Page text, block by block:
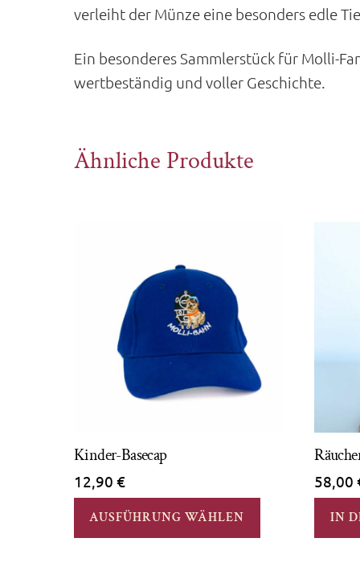
verleiht der Münze eine besonders edle
Ein besonderes Sammlerstück für Molli-
wertbeständig und voller Geschichte.
Ähnliche Produkte
Kinder-Basecap
12,90 €
AUSFÜHRUNG WÄHLEN
Produkt
58,00
IN